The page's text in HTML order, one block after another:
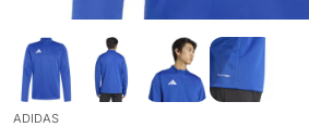
ADIDAS